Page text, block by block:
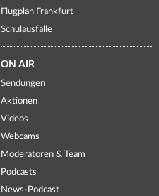
Flugplan Frankfurt
Schulausfälle
ON AIR
Sendungen
Aktionen
Videos
Webcams
Moderatoren & Team
Podcasts
News-Podcast